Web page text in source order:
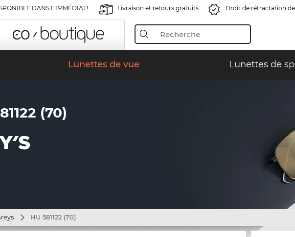
DANS L'IMMÉDIAT! Livraison et retours gratuits Droit de rétractation
Lunettes de vue Lunettes de
(70)
HU 581122 (70)